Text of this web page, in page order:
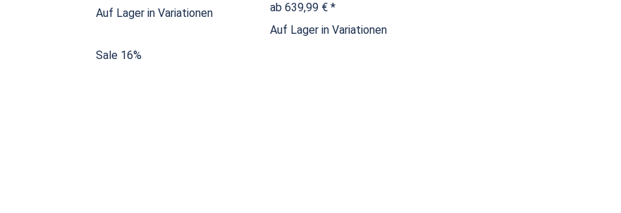
Auf Lager in Variationen
ab 639,99 € *
Auf Lager in Variationen
Sale 16%